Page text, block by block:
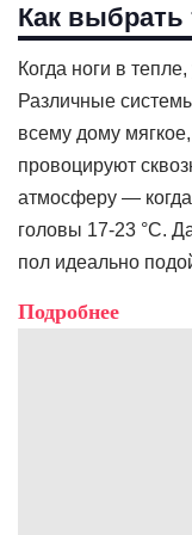
Как
Когда ноги в
Различные
всему дому
провоцируют
атмосферу —
головы 17-23 °C.
пол идеально
Подробнее